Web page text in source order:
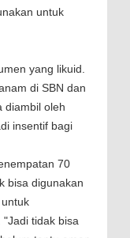
untuk
yang likuid.
di SBN dan
diambil oleh
insentif bagi
70
bisa digunakan
tidak bisa